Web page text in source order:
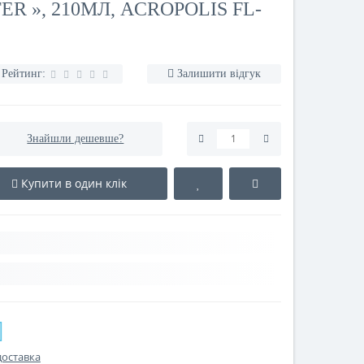
», 210МЛ, ACROPOLIS FL-
Рейтинг: Залишити відгук
Знайшли дешевше?
Купити в один клік